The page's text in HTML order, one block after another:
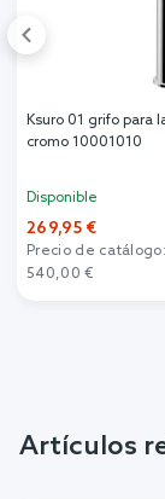
Ksuro 01 grifo para
cromo 10001010
Disponible
269,95 €
Precio de catálogo:
540,00 €
Artículos